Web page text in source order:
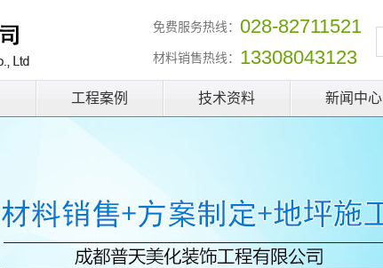
免费服务热线： 028-82711521
材料销售热线： 13308043123
工程案例 技术资料 新闻中心